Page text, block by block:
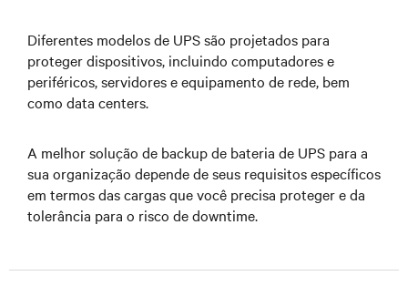
Diferentes modelos de UPS são projetados para
proteger dispositivos, incluindo computadores e
periféricos, servidores e equipamento de rede, bem
como data centers.
A melhor solução de backup de bateria de UPS para a
sua organização depende de seus requisitos específicos
em termos das cargas que você precisa proteger e da
tolerância para o risco de downtime.